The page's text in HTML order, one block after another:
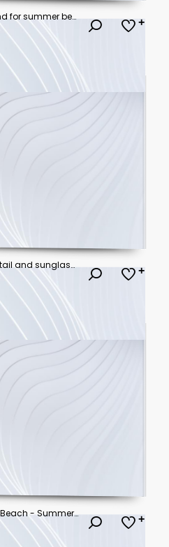
Beautiful colorful background for summer beach holiday. Sunglasses, starfish, turquoise flip-flops on sandy tropical beach against blue sky with clouds on bright sunny day.
Straw hat with a exotic cocktail and sunglasses on sand beach
Beach Accessories On Deck Beach - Summer Holidays